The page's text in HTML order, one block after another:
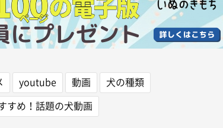
youtube 動画
犬の種類
すめ！話題の犬動画